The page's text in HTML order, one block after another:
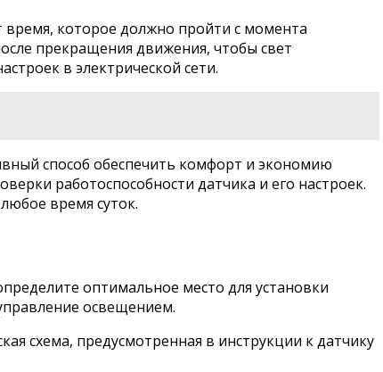
которое должно пройти с момента
прекращения движения, чтобы свет
в электрической сети.
способ обеспечить комфорт и экономию
работоспособности датчика и его настроек.
время суток.
оптимальное место для установки
освещением.
схема, предусмотренная в инструкции к датчику